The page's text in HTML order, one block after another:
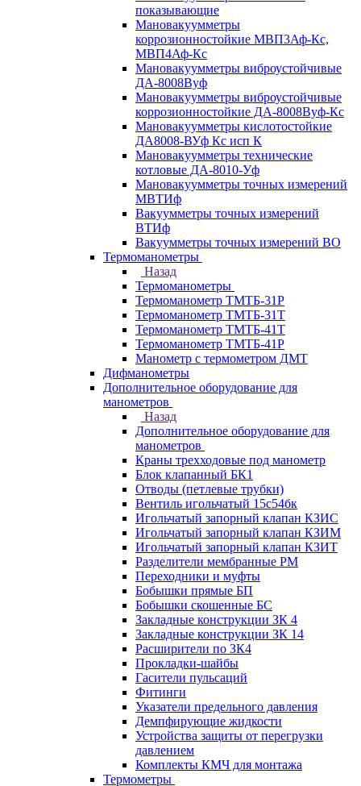
показывающие
Мановакуумметры
коррозионностойкие МВП3Аф-Кс,
МВП4Аф-Кс
Мановакуумметры виброустойчивые
ДА-8008Вуф
Мановакуумметры виброустойчивые
коррозионностойкие ДА-8008Вуф-Кс
Мановакуумметры кислотостойкие
ДА8008-ВУф Кс исп К
Мановакуумметры технические
котловые ДА-8010-Уф
Мановакуумметры точных измерений
МВТИф
Вакуумметры точных измерений
ВТИф
Вакуумметры точных измерений ВО
Термоманометры
Назад
Термоманометры
Термоманометр ТМТБ-31Р
Термоманометр ТМТБ-31Т
Термоманометр ТМТБ-41Т
Термоманометр ТМТБ-41Р
Манометр с термометром ДМТ
Дифманометры
Дополнительное оборудование для
манометров
Назад
Дополнительное оборудование для
манометров
Краны трехходовые под манометр
Блок клапанный БК1
Отводы (петлевые трубки)
Вентиль игольчатый 15с54бк
Игольчатый запорный клапан КЗИС
Игольчатый запорный клапан КЗИМ
Игольчатый запорный клапан КЗИТ
Разделители мембранные РМ
Переходники и муфты
Бобышки прямые БП
Бобышки скошенные БС
Закладные конструкции ЗК 4
Закладные конструкции ЗК 14
Расширители по ЗК4
Прокладки-шайбы
Гасители пульсаций
Фитинги
Указатели предельного давления
Демпфирующие жидкости
Устройства защиты от перегрузки
давлением
Комплекты КМЧ для монтажа
Термометры